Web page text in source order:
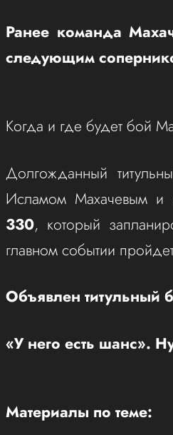
Ранее команда
следующим
Когда и где будет бой
Долгожданный
Исламом Махачевым и
330, который
главном событии
Объявлен титульный
«У него есть шанс».
Материалы по теме: